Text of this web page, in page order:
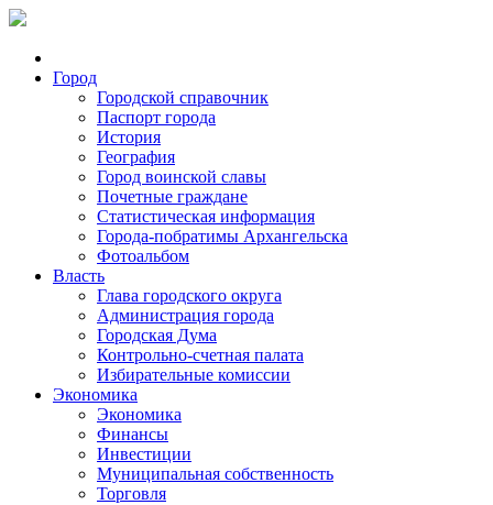
Город
Городской справочник
Паспорт города
История
География
Город воинской славы
Почетные граждане
Статистическая информация
Города-побратимы Архангельска
Фотоальбом
Власть
Глава городского округа
Администрация города
Городская Дума
Контрольно-счетная палата
Избирательные комиссии
Экономика
Экономика
Финансы
Инвестиции
Муниципальная собственность
Торговля